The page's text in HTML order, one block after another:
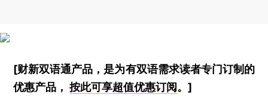
[财新双语通产品，是为有双语需求读者专门订制的
优惠产品，按此可享超值优惠订阅。]